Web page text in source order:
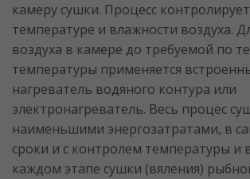
камеру сушки. Процесс
температуре и влажности воздуха.
воздуха в камере до требуемой по
температуры применяется
нагреватель водяного контура или
электронагреватель. Весь процес
наименьшими энергозатратами, в
сроки и с контролем температуры и
каждом этапе сушки (вяления)